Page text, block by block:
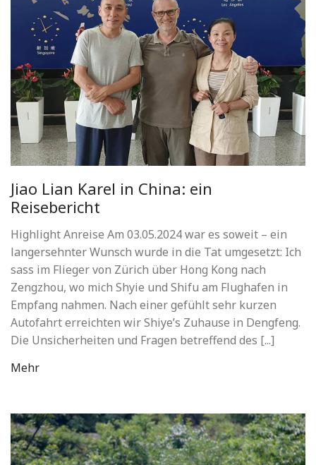
Jiao Lian Karel in China: ein
Reisebericht
Highlight Anreise Am 03.05.2024 war es soweit – ein
langersehnter Wunsch wurde in die Tat umgesetzt: Ich
sass im Flieger von Zürich über Hong Kong nach
Zengzhou, wo mich Shyie und Shifu am Flughafen in
Empfang nahmen. Nach einer gefühlt sehr kurzen
Autofahrt erreichten wir Shiye’s Zuhause in Dengfeng.
Die Unsicherheiten und Fragen betreffend des [...]
Mehr